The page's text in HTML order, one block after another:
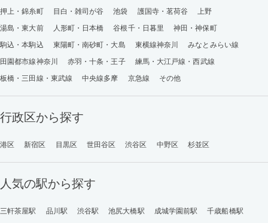
押上・錦糸町
目白・雑司が谷 池袋 護国寺・茗荷谷
上野
湯島・東大前
人形町・日本橋 谷根千・日暮里
神田・神保町
駒込・本駒込
東陽町・南砂町・大島 東横線神奈川
みなとみらい線
田園都市線神奈川
赤羽・十条・王子
練馬・大江戸線・西武線
板橋・三田線・東武線
中央線多摩 京急線 その他
行政区から探す
港区 新宿区 目黒区 世田谷区 渋谷区 中野区 杉並区
人気の駅から探す
三軒茶屋駅 品川駅 渋谷駅 池尻大橋駅 成城学園前駅
千歳船橋駅